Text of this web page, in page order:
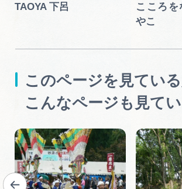
TAOYA 下呂
こころ
やこ
このページを見ている
こんなページも見て